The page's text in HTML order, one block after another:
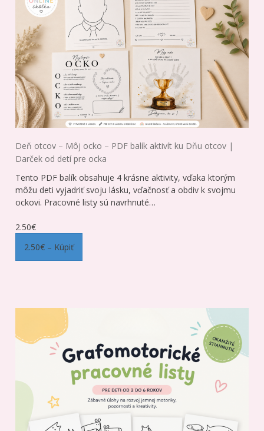
Deň otcov – Môj ocko – PDF balík aktivít ku Dňu otcov |
Darček od detí pre ocka
Tento PDF balík obsahuje 4 krásne aktivity, vďaka ktorým
môžu deti vyjadriť svoju lásku, vďačnosť a obdiv k svojmu
ockovi. Pracovné listy sú navrhnuté…
2.50€
2.50€ – Kúpiť